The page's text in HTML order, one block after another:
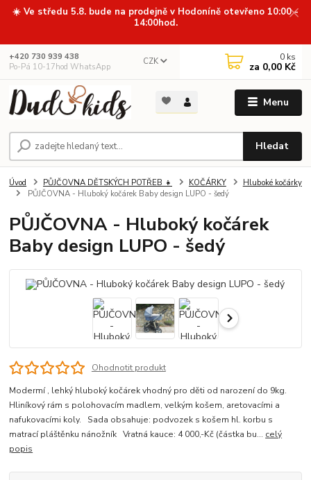
☀️ Ve středu 5.8. bude na prodejně v Hodoníně otevřeno 10:00 -
14:00hod.
Menu
CZK
Hledat
+420 730 939 438
Po-Pá 10-17hod WhatsApp
0 ks
za 0,00 Kč
Úvod PŮJČOVNA DĚTSKÝCH POTŘEB 👧 KOČÁRKY
Hluboké kočárky
PŮJČOVNA - Hluboký kočárek Baby design LUPO - šedý
PŮJČOVNA - Hluboký kočárek
Baby design LUPO - šedý
Ohodnotit produkt
Modermí , lehký hluboký kočárek vhodný pro děti od narození do 9kg.
Hliníkový rám s polohovacím madlem, velkým košem, aretovacími a
nafukovacími koly. Sada obsahuje: podvozek s košem hl. korbu s
matrací pláštěnku nánožník Vratná kauce: 4 000,-Kč (částka bu... celý
popis